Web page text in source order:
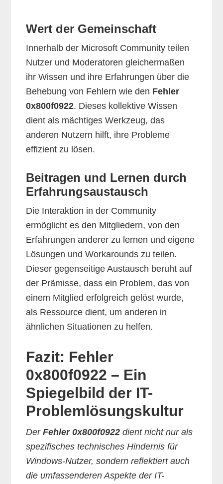
Wert der Gemeinschaft
Innerhalb der Microsoft Community teilen
Nutzer und Moderatoren gleichermaßen
ihr Wissen und ihre Erfahrungen über die
Behebung von Fehlern wie den Fehler
0x800f0922. Dieses kollektive Wissen
dient als mächtiges Werkzeug, das
anderen Nutzern hilft, ihre Probleme
effizient zu lösen.
Beitragen und Lernen durch
Erfahrungsaustausch
Die Interaktion in der Community
ermöglicht es den Mitgliedern, von den
Erfahrungen anderer zu lernen und eigene
Lösungen und Workarounds zu teilen.
Dieser gegenseitige Austausch beruht auf
der Prämisse, dass ein Problem, das von
einem Mitglied erfolgreich gelöst wurde,
als Ressource dient, um anderen in
ähnlichen Situationen zu helfen.
Fazit: Fehler
0x800f0922 – Ein
Spiegelbild der IT-
Problemlösungskultur
DerFehler 0x800f0922 dient nicht nur als
spezifisches technisches Hindernis für
Windows-Nutzer, sondern reflektiert auch
die umfassenderen Aspekte der IT-